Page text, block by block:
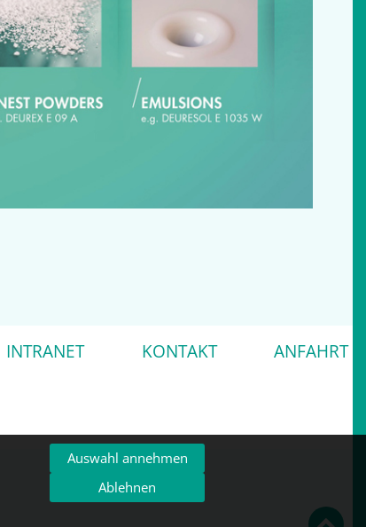
INTRANET KONTAKT ANFAHRT
Auswahl annehmen
Ablehnen